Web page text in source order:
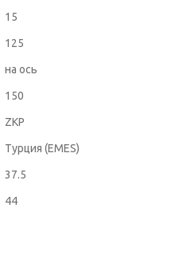
15
125
на ось
150
ZKP
Турция (EMES)
37.5
44